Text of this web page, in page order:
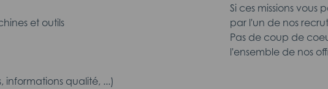
et outils
informations qualité, ...)
Si ces missions vous
par l'un de nos
Pas de coup de
l'ensemble de nos